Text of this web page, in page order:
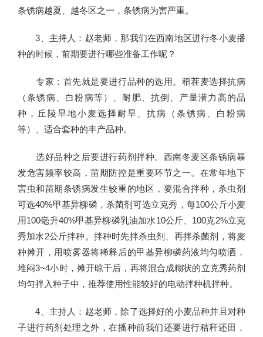
条锈病越夏、越冬区之一，条锈病为害严重。
3、主持人：赵老师，那我们在西南地区进行冬小麦播
种的时候，前期要进行哪些准备工作呢？
专家：首先就是要进行品种的选用。稻茬麦选择抗病
（条锈病、白粉病等）、耐肥、抗倒、产量潜力高的品
种，丘陵旱地小麦选择耐旱、抗病（条锈病、白粉病
等）、适合套种的丰产品种。
选好品种之后要进行药剂拌种。西南冬麦区条锈病暴
发危害频率较高，苗期防控是重要环节之一。在常年地下
害虫和苗期条锈病发生较重的地区，要混合拌种，杀虫剂
可选40%甲基异柳磷，杀菌剂可选立克秀，每100公斤小麦
用100毫升40%甲基异柳磷乳油加水10公斤、100克2%立克
秀加水2公斤拌种。拌种时先拌杀虫剂、再拌杀菌剂，将麦
种摊开，用喷雾器将稀释后的甲基异柳磷药液均匀喷洒，
堆闷3~4小时，摊开晾干后，再将混合成糊状的立克秀药剂
均匀拌入种子中，推荐使用性能较好的电动拌种机拌种。
4、主持人：赵老师，除了选择好的小麦品种并且对种
子进行药剂处理之外，在播种前我们还要进行秸秆还田，